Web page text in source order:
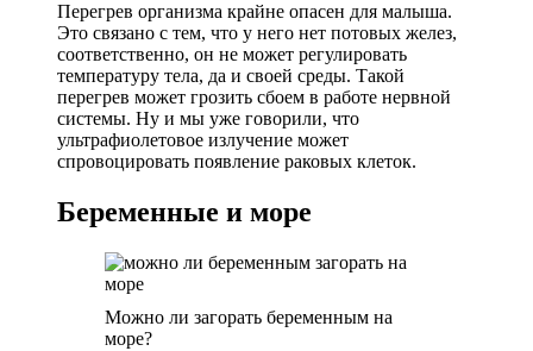
Перегрев организма крайне опасен для малыша.
Это связано с тем, что у него нет потовых желез,
соответственно, он не может регулировать
температуру тела, да и своей среды. Такой
перегрев может грозить сбоем в работе нервной
системы. Ну и мы уже говорили, что
ультрафиолетовое излучение может
спровоцировать появление раковых клеток.
Беременные и море
Можно ли загорать беременным на
море?